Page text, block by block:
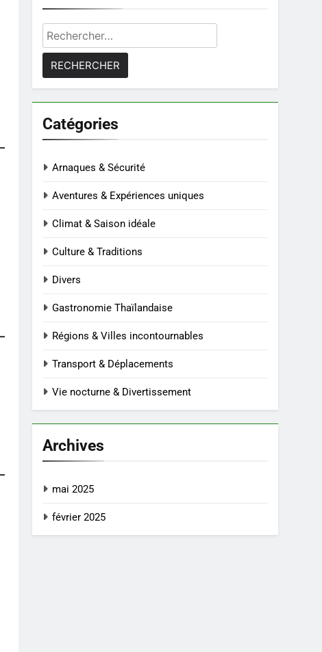
Rechercher :
Catégories
Arnaques & Sécurité
Aventures & Expériences uniques
Climat & Saison idéale
Culture & Traditions
Divers
Gastronomie Thaïlandaise
Régions & Villes incontournables
Transport & Déplacements
Vie nocturne & Divertissement
Archives
mai 2025
février 2025